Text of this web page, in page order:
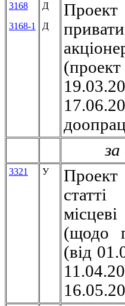
3168
3168-1
Д
Д
3321 У
Проект
(щодо
(вiд